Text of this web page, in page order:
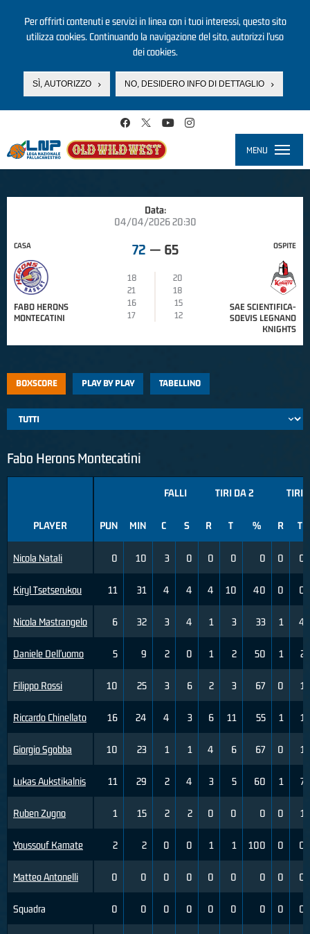
Per offrirti contenuti e servizi in linea con i tuoi interessi, questo sito
utilizza cookies. Continuando la navigazione del sito, autorizzi l’uso
dei cookies.
SÌ, AUTORIZZO NO, DESIDERO INFO DI DETTAGLIO
MENU
Data:
04/04/2026 20:30
CASA
FABO HERONS
MONTECATINI
72 — 65
18
20
21
18
16
15
17
12
OSPITE
SAE SCIENTIFICA-
SOEVIS LEGNANO
KNIGHTS
BOXSCORE PLAY BY PLAY TABELLINO
Fabo Herons Montecatini
PLAYER
Nicola Natali
Kiryl Tsetserukou
Nicola Mastrangelo
Daniele Dell'uomo
Filippo Rossi
Riccardo Chinellato
Giorgio Sgobba
Lukas Aukstikalnis
Ruben Zugno
Youssouf Kamate
Matteo Antonelli
Squadra
FALLI TIRI DA 2 TIRI
PUN MIN C S R T % R T
0 10 3 0 0 0 0 0 0
11 31 4 4 4 10 40 0 0
6 32 3 4 1 3 33 1 4
5 9 2 0 1 2 50 1 2
10 25 3 6 2 3 67 0 1
16 24 4 3 6 11 55 1 1
10 23 1 1 4 6 67 0 1
11 29 2 4 3 5 60 1 7
1 15 2 2 0 0 0 0 1
2 2 0 0 1 1 100 0 0
0 0 0 0 0 0 0 0 0
0 0 0 0 0 0 0 0 0